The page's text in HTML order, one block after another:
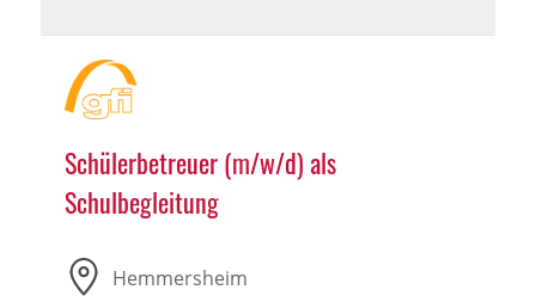
Schülerbetreuer (m/w/d) als
Schulbegleitung
Hemmersheim